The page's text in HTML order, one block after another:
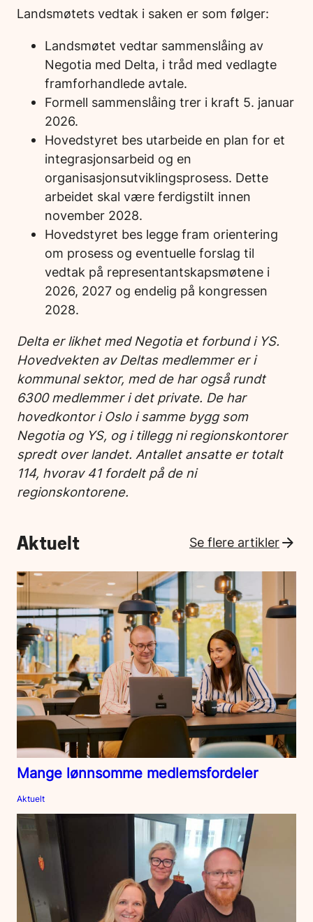
Landsmøtets vedtak i saken er som følger:
Landsmøtet vedtar sammenslåing av
Negotia med Delta, i tråd med vedlagte
framforhandlede avtale.
Formell sammenslåing trer i kraft 5. januar
2026.
Hovedstyret bes utarbeide en plan for et
integrasjonsarbeid og en
organisasjonsutviklingsprosess. Dette
arbeidet skal være ferdigstilt innen
november 2028.
Hovedstyret bes legge fram orientering
om prosess og eventuelle forslag til
vedtak på representantskapsmøtene i
2026, 2027 og endelig på kongressen
2028.
Delta er likhet med Negotia et forbund i YS.
Hovedvekten av Deltas medlemmer er i
kommunal sektor, med de har også rundt
6300 medlemmer i det private. De har
hovedkontor i Oslo i samme bygg som
Negotia og YS, og i tillegg ni regionskontorer
spredt over landet. Antallet ansatte er totalt
114, hvorav 41 fordelt på de ni
regionskontorene.
Aktuelt Se flere artikler
Mange lønnsomme medlemsfordeler
Aktuelt